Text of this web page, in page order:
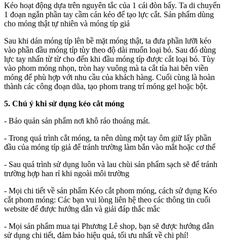
Kéo hoạt động dựa trên nguyên tắc của 1 cái đòn bẩy. Ta di chuyển
1 đoạn ngắn phần tay cầm cán kéo để tạo lực cắt. Sản phẩm dùng
cho móng thật tự nhiên và móng típ giả
Sau khi dán móng típ lên bề mặt móng thật, ta đưa phần lưỡi kéo
vào phần đầu móng típ tùy theo độ dài muốn loại bỏ. Sau đó dùng
lực tay nhấn từ từ cho đến khi đầu móng típ được cắt loại bỏ. Tùy
vào phom móng nhọn, tròn hay vuông mà ta cắt tỉa hai bên viền
móng để phù hợp với nhu cầu của khách hàng. Cuối cùng là hoàn
thành các công đoạn dũa, tạo phom trang trí móng gel hoặc bột.
5. Chú ý khi sử dụng kéo cắt móng
- Bảo quản sản phẩm nơi khô ráo thoáng mát.
- Trong quá trình cắt móng, ta nên dùng một tay ôm giữ lấy phần
đầu của móng típ giả để tránh trường làm bắn vào mắt hoặc cơ thể
- Sau quá trình sử dụng luôn và lau chùi sản phẩm sạch sẽ để tránh
trường hợp han rỉ khi ngoài môi trường
- Mọi chi tiết về sản phẩm Kéo cắt phom móng, cách sử dụng Kéo
cắt phom móng: Các bạn vui lòng liên hệ theo các thông tin cuối
website để được hướng dẫn và giải đáp thắc mắc
- Mọi sản phẩm mua tại Phương Lê shop, bạn sẽ được hướng dẫn
sử dụng chi tiết, đảm bảo hiệu quả, tối ưu nhất về chi phí!